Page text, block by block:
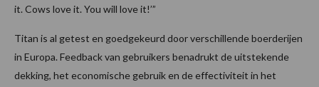
it. Cows love it. You will love it!’”
Titan is al getest en goedgekeurd door verschillende boerderijen
in Europa. Feedback van gebruikers benadrukt de uitstekende
dekking, het economische gebruik en de effectiviteit in het